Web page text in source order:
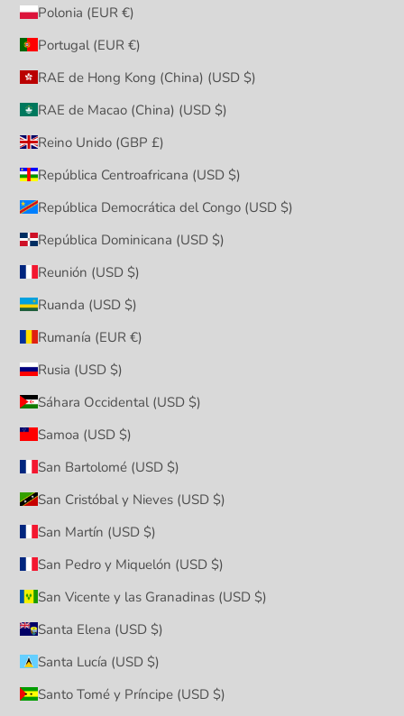
Polonia (EUR €)
Portugal (EUR €)
RAE de Hong Kong (China) (USD $)
RAE de Macao (China) (USD $)
Reino Unido (GBP £)
República Centroafricana (USD $)
República Democrática del Congo (USD $)
República Dominicana (USD $)
Reunión (USD $)
Ruanda (USD $)
Rumanía (EUR €)
Rusia (USD $)
Sáhara Occidental (USD $)
Samoa (USD $)
San Bartolomé (USD $)
San Cristóbal y Nieves (USD $)
San Martín (USD $)
San Pedro y Miquelón (USD $)
San Vicente y las Granadinas (USD $)
Santa Elena (USD $)
Santa Lucía (USD $)
Santo Tomé y Príncipe (USD $)